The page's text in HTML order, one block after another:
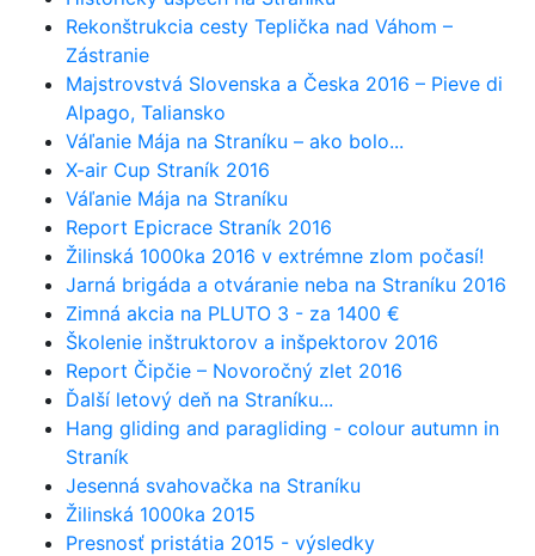
Rekonštrukcia cesty Teplička nad Váhom –
Zástranie
Majstrovstvá Slovenska a Česka 2016 – Pieve di
Alpago, Taliansko
Váľanie Mája na Straníku – ako bolo...
X-air Cup Straník 2016
Váľanie Mája na Straníku
Report Epicrace Straník 2016
Žilinská 1000ka 2016 v extrémne zlom počasí!
Jarná brigáda a otváranie neba na Straníku 2016
Zimná akcia na PLUTO 3 - za 1400 €
Školenie inštruktorov a inšpektorov 2016
Report Čipčie – Novoročný zlet 2016
Ďalší letový deň na Straníku...
Hang gliding and paragliding - colour autumn in
Straník
Jesenná svahovačka na Straníku
Žilinská 1000ka 2015
Presnosť pristátia 2015 - výsledky